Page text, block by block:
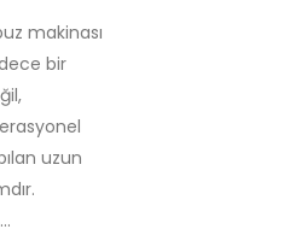
makinası
bir
uzun